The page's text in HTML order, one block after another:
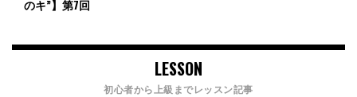
のキ”】第7回
LESSON
初心者から上級までレッスン記事